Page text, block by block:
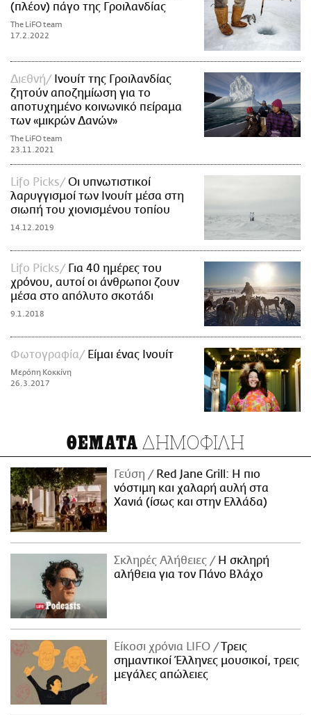
(πλέον) πάγο της Γροιλανδίας
The LiFO team
17.2.2022
Διεθνή
Ινουίτ της Γροιλανδίας
ζητούν αποζημίωση για το
αποτυχημένο κοινωνικό πείραμα
των «μικρών Δανών»
The LiFO team
23.11.2021
Lifo Picks
Οι υπνωτιστικοί
λαρυγγισμοί των Ινουίτ μέσα στη
σιωπή του χιονισμένου τοπίου
14.12.2019
Lifo Picks
Για 40 ημέρες του
χρόνου, αυτοί οι άνθρωποι ζουν
μέσα στο απόλυτο σκοτάδι
9.1.2018
Φωτογραφία Είμαι ένας Ινουίτ
Μερόπη Κοκκίνη
26.3.2017
ΘΕΜΑΤΑ ΔΗΜΟΦΙΛΗ
Γεύση
Red Jane Grill: Η πιο
νόστιμη και χαλαρή αυλή στα
Χανιά (ίσως και στην Ελλάδα)
Σκληρές Αλήθειες
H σκληρή
αλήθεια για τον Πάνο Βλάχο
Είκοσι χρόνια LIFO
Tρεις
σημαντικοί Έλληνες μουσικοί, τρεις
μεγάλες απώλειες